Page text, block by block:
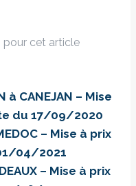
pour cet article
à CANEJAN – Mise
du 17/09/2020
– Mise à prix
04/2021
– Mise à prix